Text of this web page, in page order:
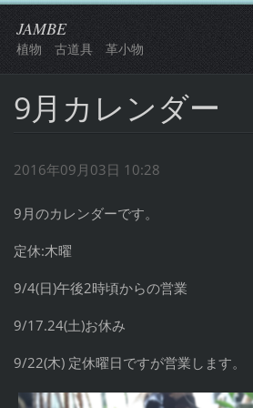
JAMBE
植物 古道具 革小物
9月カレンダー
2016年09月03日 10:28
9月のカレンダーです。
定休:木曜
9/4(日)午後2時頃からの営業
9/17.24(土)お休み
9/22(木) 定休曜日ですが営業します。